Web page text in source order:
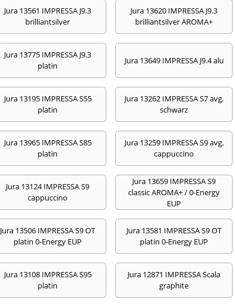
Jura 13561 IMPRESSA J9.3
brilliantsilver
Jura 13620 IMPRESSA J9.3
brilliantsilver AROMA+
Jura 13775 IMPRESSA J9.3
platin
Jura 13649 IMPRESSA J9.4 alu
Jura 13195 IMPRESSA S55
platin
Jura 13262 IMPRESSA S7 avg.
schwarz
Jura 13965 IMPRESSA S85
platin
Jura 13259 IMPRESSA S9 avg.
cappuccino
Jura 13124 IMPRESSA S9
cappuccino
Jura 13659 IMPRESSA S9
classic AROMA+ / 0-Energy
EUP
Jura 13506 IMPRESSA S9 OT
platin 0-Energy EUP
Jura 13581 IMPRESSA S9 OT
platin 0-Energy EUP
Jura 13108 IMPRESSA S95
platin
Jura 12871 IMPRESSA Scala
graphite